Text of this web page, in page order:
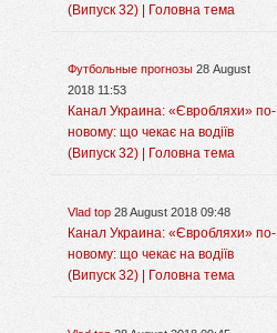
(Випуск 32) | Головна тема
Футбольные прогнозы 28 August
2018 11:53
Канал Украина: «Євробляхи» по-
новому: що чекає на водіїв
(Випуск 32) | Головна тема
Vlad top 28 August 2018 09:48
Канал Украина: «Євробляхи» по-
новому: що чекає на водіїв
(Випуск 32) | Головна тема